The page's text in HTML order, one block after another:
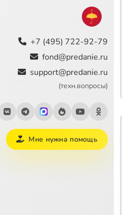
+7 (495) 722-92-79
fond@predanie.ru
support@predanie.ru
(техн.вопросы)
Мне нужна помощь